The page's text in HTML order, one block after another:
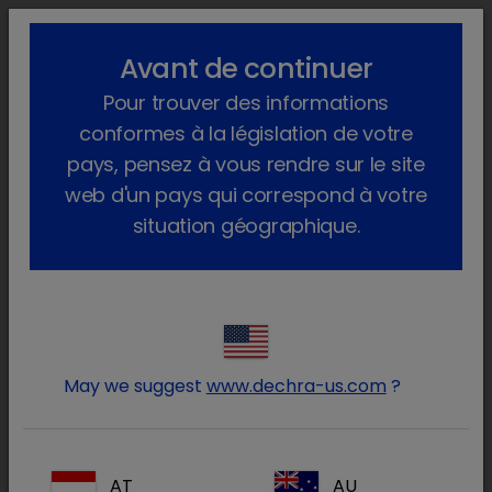
lock_outline search menu
Produits médicinaux
Chien
Sur ordonnance vétérinaire
Tranquigel
compte Dechra
Avant de continuer
Pour trouver des informations
conformes à la législation de votre
pays, pensez à vous rendre sur le site
web d'un pays qui correspond à votre
situation géographique.
May we suggest www.dechra-us.com ?
AT AU